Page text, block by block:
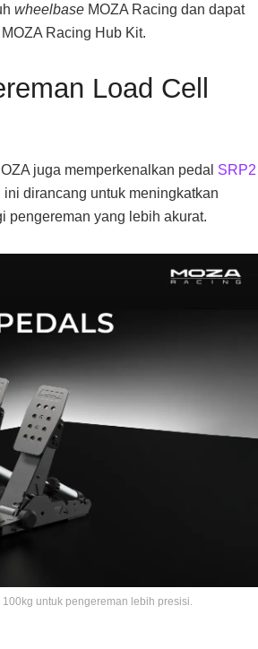
wheelbase MOZA Racing dan dapat
Racing Hub Kit.
Load Cell
juga memperkenalkan pedal SRP2
ini dirancang untuk meningkatkan
pengereman yang lebih akurat.
untuk pengereman lebih presisi.